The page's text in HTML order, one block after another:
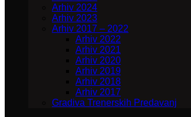
Arhiv 2024
Arhiv 2023
Arhiv 2017 – 2022
Arhiv 2022
Arhiv 2021
Arhiv 2020
Arhiv 2019
Arhiv 2018
Arhiv 2017
Gradiva Trenerskih Predavanj